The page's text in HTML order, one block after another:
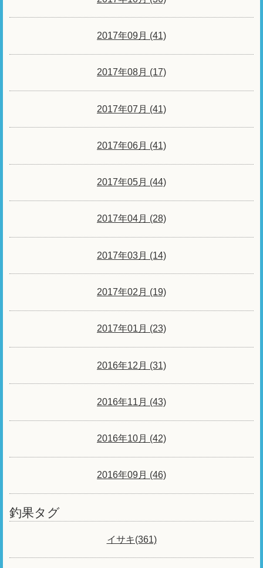
2017年09月 (41)
2017年08月 (17)
2017年07月 (41)
2017年06月 (41)
2017年05月 (44)
2017年04月 (28)
2017年03月 (14)
2017年02月 (19)
2017年01月 (23)
2016年12月 (31)
2016年11月 (43)
2016年10月 (42)
2016年09月 (46)
釣果タグ
イサキ(361)